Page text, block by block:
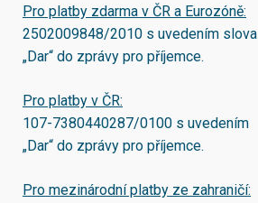
Pro platby zdarma v ČR a Eurozóně:
2502009848/2010 s uvedením slova
„Dar“ do zprávy pro příjemce.
Pro platby v ČR:
107-7380440287/0100 s uvedením
„Dar“ do zprávy pro příjemce.
Pro mezinárodní platby ze zahraničí: